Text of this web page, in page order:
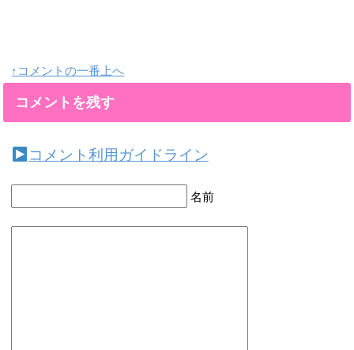
↑コメントの一番上へ
コメントを残す
コメント利用ガイドライン
名前